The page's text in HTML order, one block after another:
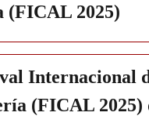
(FICAL 2025)
Internacional
(FICAL 2025)